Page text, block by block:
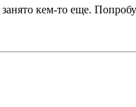
кем-то еще.